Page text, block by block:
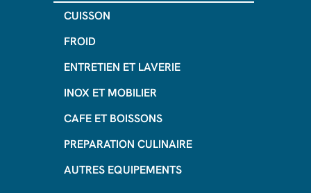
CUISSON
FROID
ENTRETIEN ET LAVERIE
INOX ET MOBILIER
CAFE ET BOISSONS
PREPARATION CULINAIRE
AUTRES EQUIPEMENTS